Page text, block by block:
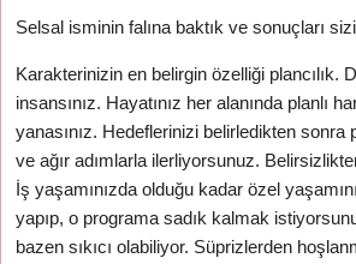
Selsal isminin falına baktık ve sonuçları
Karakterinizin en belirgin özelliği plancılık.
insansınız. Hayatınız her alanında planlı
yanasınız. Hedeflerinizi belirledikten sonra
ve ağır adımlarla ilerliyorsunuz.
İş yaşamınızda olduğu kadar özel
yapıp, o programa sadık kalmak
bazen sıkıcı olabiliyor. Süprizlerden